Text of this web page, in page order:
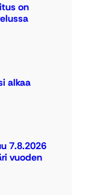
on
alkaa
7.8.2026
vuoden